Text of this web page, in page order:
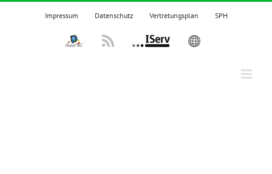
Zum
Impressum Datenschutz Vertretungsplan SPH
IPadsTKSRss IServ English